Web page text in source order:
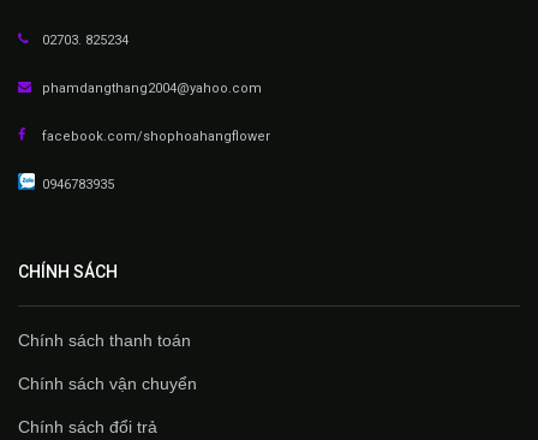
02703. 825234
phamdangthang2004@yahoo.com
facebook.com/shophoahangflower
0946783935
CHÍNH SÁCH
Chính sách thanh toán
Chính sách vận chuyển
Chính sách đổi trả